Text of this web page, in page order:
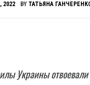
2022 BY ТАТЬЯНА
Украины отвоевали